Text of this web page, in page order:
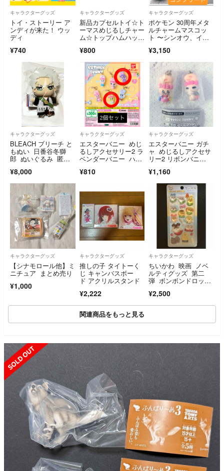
キャラクターグッズ
トイ・ストーリー ア
ンディが来た！ ウッ
ディ
¥740
キャラクターグッズ
新品カプセルトイ☆ト
ーマスめじるしチャー
ム☆トップハムハット
¥800
キャラクターグッズ
ポケモン 30周年メタ
ルチャームマスコッ
ト 〜シンオウ、イッ
プリート 全７種
¥3,150
キャラクターグッズ
BLEACH ブリーチ と
もぬい 日番谷冬獅
郎 ぬいぐるみ 匿名
¥8,000
キャラクターグッズ
エスターバニー めじ
るしアクセサリー2 ラ
ベンダーバニー ハッ
¥810
キャラクターグッズ
エスターバニー ガチ
ャ めじるしアクセサ
リー2 リボンバニ
ニー2個セット
¥1,160
キャラクターグッズ
【シナモロール他】ミ
ニチュア まとめ売り
¥1,000
キャラクターグッズ
推しの子 タイトーく
じ キャンバスボー
ド アクリルスタンド
¥2,222
キャラクターグッズ
ちいかわ 映画 ノベ
ルティグッズ 第二
弾 ボンボンドロップ
¥2,500
関連商品をもっと見る